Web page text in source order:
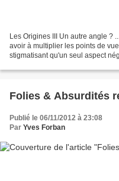
Les Origines III Un autre angle ?
avoir à multiplier les points de
stigmatisant qu'un seul aspect
Folies & Absurdités
Publié le 06/11/2012 à 23:08
Par Yves Forban